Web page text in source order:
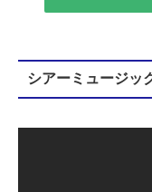
シアーミュージッ